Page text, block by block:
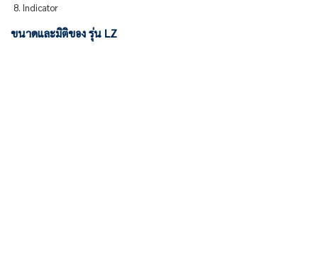
Indicator
ขนาดและมิติของ รุ่น LZ